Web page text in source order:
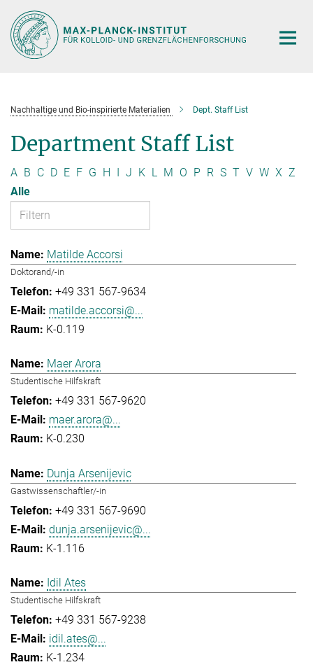
Hauptinhalt
Nachhaltige und Bio-inspirierte Materialien Dept. Staff List
Department Staff List
A B C D E F G H I J K L M O P R S T V W X Z
Alle
Matilde Accorsi
Doktorand/-in
+49 331 567-9634
matilde.accorsi@...
K-0.119
Maer Arora
Studentische Hilfskraft
+49 331 567-9620
maer.arora@...
K-0.230
Dunja Arsenijevic
Gastwissenschaftler/-in
+49 331 567-9690
dunja.arsenijevic@...
K-1.116
Idil Ates
Studentische Hilfskraft
+49 331 567-9238
idil.ates@...
K-1.234